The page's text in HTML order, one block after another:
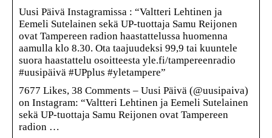
Uusi Päivä Instagramissa : “Valtteri Lehtinen ja
Eemeli Sutelainen sekä UP-tuottaja Samu Reijonen
ovat Tampereen radion haastattelussa huomenna
aamulla klo 8.30. Ota taajuudeksi 99,9 tai kuuntele
suora haastattelu osoitteesta yle.fi/tampereenradio
#uusipäivä #UPplus #yletampere”
7677 Likes, 38 Comments – Uusi Päivä (@uusipaiva)
on Instagram: “Valtteri Lehtinen ja Eemeli Sutelainen
sekä UP-tuottaja Samu Reijonen ovat Tampereen
radion …